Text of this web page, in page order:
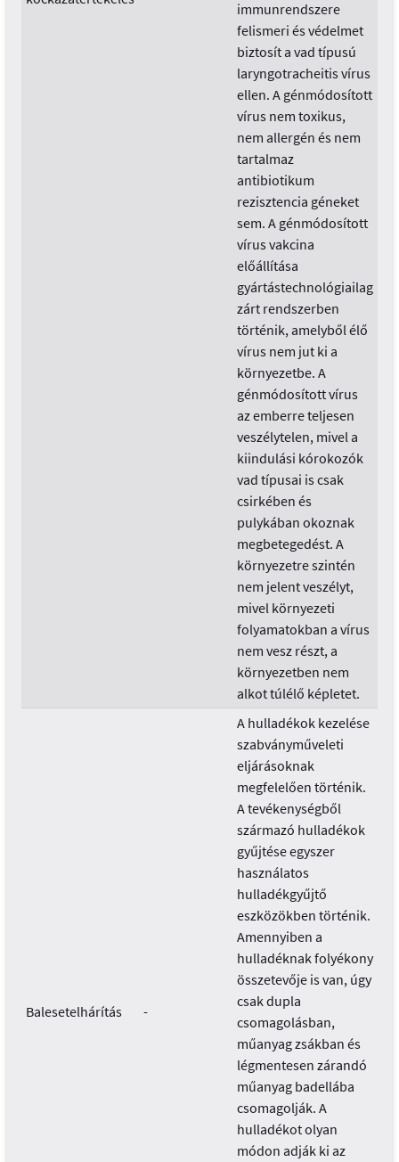
immunrendszere
felismeri és védelmet
biztosít a vad típusú
laryngotracheitis vírus
ellen. A génmódosított
vírus nem toxikus,
nem allergén és nem
tartalmaz
antibiotikum
rezisztencia géneket
sem. A génmódosított
vírus vakcina
előállítása
gyártástechnológiailag
zárt rendszerben
történik, amelyből élő
vírus nem jut ki a
környezetbe. A
génmódosított vírus
az emberre teljesen
veszélytelen, mivel a
kiindulási kórokozók
vad típusai is csak
csirkében és
pulykában okoznak
megbetegedést. A
környezetre szintén
nem jelent veszélyt,
mivel környezeti
folyamatokban a vírus
nem vesz részt, a
környezetben nem
alkot túlélő képletet.
Balesetelhárítás -
A hulladékok kezelése
szabványműveleti
eljárásoknak
megfelelően történik.
A tevékenységből
származó hulladékok
gyűjtése egyszer
használatos
hulladékgyűjtő
eszközökben történik.
Amennyiben a
hulladéknak folyékony
összetevője is van, úgy
csak dupla
csomagolásban,
műanyag zsákban és
légmentesen zárandó
műanyag badellába
csomagolják. A
hulladékot olyan
módon adják ki az